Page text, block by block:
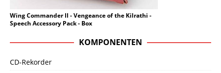
Wing Commander II - Vengeance of the Kilrathi -
Speech Accessory Pack - Box
KOMPONENTEN
CD-Rekorder